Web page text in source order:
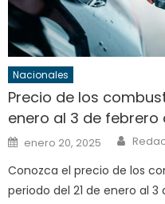
Nacionales
Precio de los
enero al 3 de febrero
Posted
on
enero 20, 2025
Conozca el precio de los
periodo del 21 de enero al